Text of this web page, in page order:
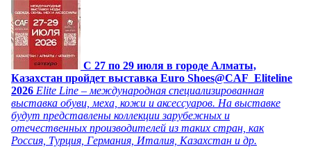
C 27 по 29 июля в городе Алматы,
Казахстан пройдет выставка Euro Shoes@CAF_Eliteline
2026 Elite Line – международная специализированная
выставка обуви, меха, кожи и аксессуаров. На выставке
будут представлены коллекции зарубежных и
отечественных производителей из таких стран, как
Россия, Турция, Германия, Италия, Казахстан и др.